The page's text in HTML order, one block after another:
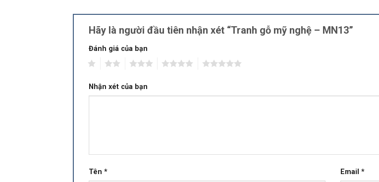
Hãy là người đầu tiên nhận xét “Tranh gỗ mỹ nghệ – MN13”
Đánh giá của bạn
Nhận xét của bạn
Tên * Email *